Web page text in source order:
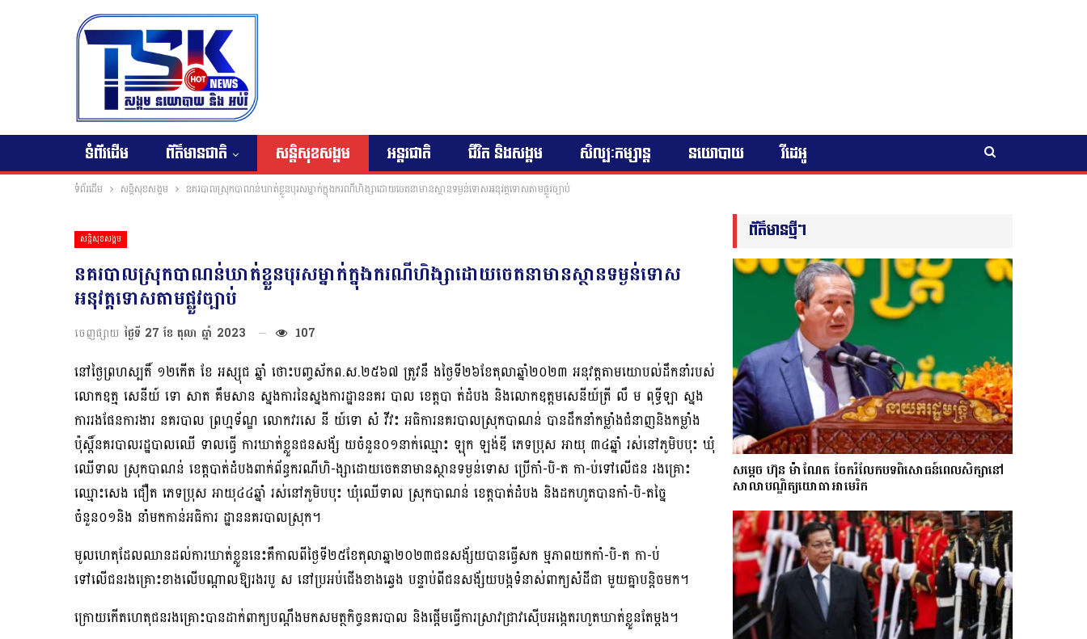
ទំព័រដើម ព័ត៌មានជាតិ សន្តិសុខសង្គម អន្តរជាតិ ជីវិត និងសង្គម សិល្បៈកម្សាន្ត នយោបាយ វីដេអូ
ទំព័រដើម សន្តិសុខសង្គម នគរបាលស្រុកបាណន់ឃាត់ខ្លួនបុរសម្នាក់ក្នុងករណីហិង្សាដោយចេតនាមានស្ថានទម្ងន់ទោសអនុវត្តទោសតាមផ្លួវច្បាប់
សន្តិសុខសង្គម
នគរបាលស្រុកបាណន់ឃាត់ខ្លួនបុរសម្នាក់ក្នុងករណីហិង្សាដោយចេតនាមានស្ថានទម្ងន់ទោស
អនុវត្តទោសតាមផ្លួវច្បាប់
ចេញផ្សាយ ថ្ងៃទី 27 ខែ តុលា ឆ្នាំ 2023 107
នៅថ្ងៃព្រហស្បតិ៍ ១២កេីត ខែ អស្សុជ ឆ្នាំ ថោះបញ្ចស័កព.ស.២៥៦៧ ត្រូវនឹ ងថ្ងៃទី២៦ខែតុលាឆ្នាំ២០២៣ អនុវត្តតាមយោបល់ដឹកនាំរបស់
លោកឧត្ម សេនីយ៍ ទោ សាត គឹមសាន ស្នងការនៃស្នងការដ្ឋាននគរ បាល ខេត្តបា ត់ដំបង និងលោកឧត្តមសេនីយ៍ត្រី លឹ ម ពុទ្ធីឡា ស្នង
ការរងផែនការងារ នគរបាល ព្រហ្មទ័ណ្ឌ លោកវរសេ នី យ៍ទោ សំ វីវះ អធិការនគរបាលស្រុកបាណន់ បានដឹកនាំកម្លាំងជំនាញនិងកម្លាំង
ប៉ុស្តិ៍នគរបាលរដ្ឋបាលឈើ ទាលធ្វេី ការឃាត់ខ្លួនជនសង័្ស យចំនួន០១នាក់ឈ្មោះ ឡុក ឡង់ឌី ភេទប្រុស អាយុ ៣៤ឆ្នាំ រស់នៅភូមិបបុះ ឃុំ
ឈើទាល ស្រុកបាណន់ ខេត្តបាត់ដំបងពាក់ព័ន្ធករណីហិ-ង្សាដោយចេតនាមានស្ថានទម្ងន់ទោស ប្រើកាំ-បិ-ត កា-ប់ទៅលើជន រងគ្រោះ
ឈ្មោះសេង ជឿត ភេទប្រុស អាយុ៤៤ឆ្នាំ រស់នៅភូមិបបុះ ឃុំឈើទាល ស្រុកបាណន់ ខេត្តបាត់ដំបង និងដកហូតបានកាំ-បិ-តច្នៃ
ចំនួន០១និង នាំមកកាន់អធិការ ដ្ឋាននគរបាលស្រុក។
មូលហេតុដែលឈានដល់ការឃាត់ខ្លួននេះគឺកាលពីថ្ងៃទី២៥ខែតុលាឆ្នា២០២៣ជនសង័្សយបានធ្វេីសក ម្មភាពយកកាំ-បិ-ត កា-ប់
ទៅលើជនរងគ្រោះខាងលេីបណ្តាលឱ្យរងរបួ ស នៅប្រអប់ជេីងខាងឆ្វេង បន្ទាប់ពីជនសង័្សយបង្កទំនាស់ពាក្យសំដីជា មួយគ្នាបន្តិចមក។
ក្រោយកេីតហេតុជនរងគ្រោះបានដាក់ពាក្យបណ្តឹងមកសមត្ថកិច្ចនគរបាល និងផ្តេីមធ្វេីការស្រាវជ្រាវស៊េីបអង្កេតរហូតឃាត់ខ្លួនតែម្តង។
ព័ត៌មានថ្មីៗ
សម្តេច ហ៊ុន ម៉ាណែត ចែករំលែកបទពិសោធន៍ពេលសិក្សានៅ
សាលាបណ្ឌិត្យ​យោ​ធា​អាមេរិក